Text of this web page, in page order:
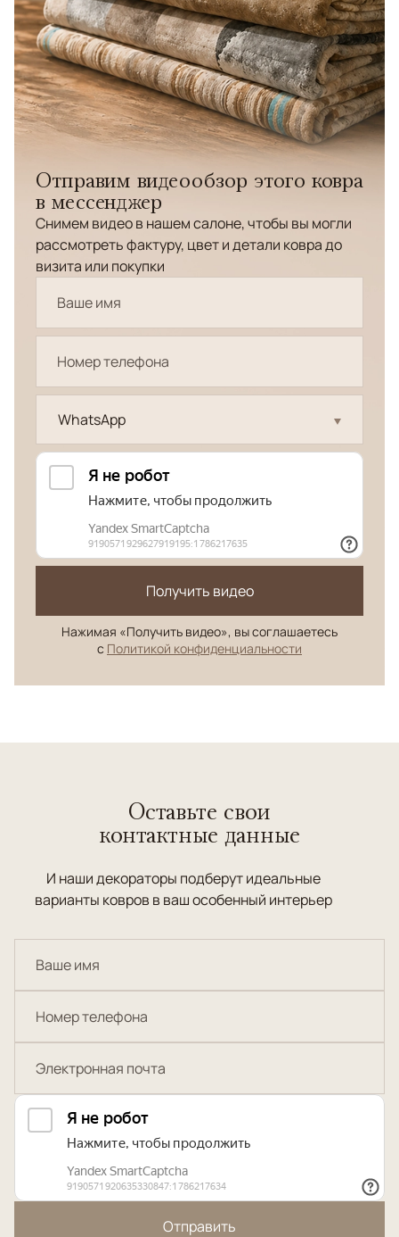
Отправим видеообзор этого ковра
в мессенджер
Снимем видео в нашем салоне, чтобы вы могли
рассмотреть фактуру, цвет и детали ковра до
визита или покупки
WhatsApp
Получить видео
Нажимая «Получить видео», вы соглашаетесь
с Политикой конфиденциальности
Оставьте свои
контактные данные
И наши декораторы подберут идеальные
варианты ковров в ваш особенный интерьер
Отправить